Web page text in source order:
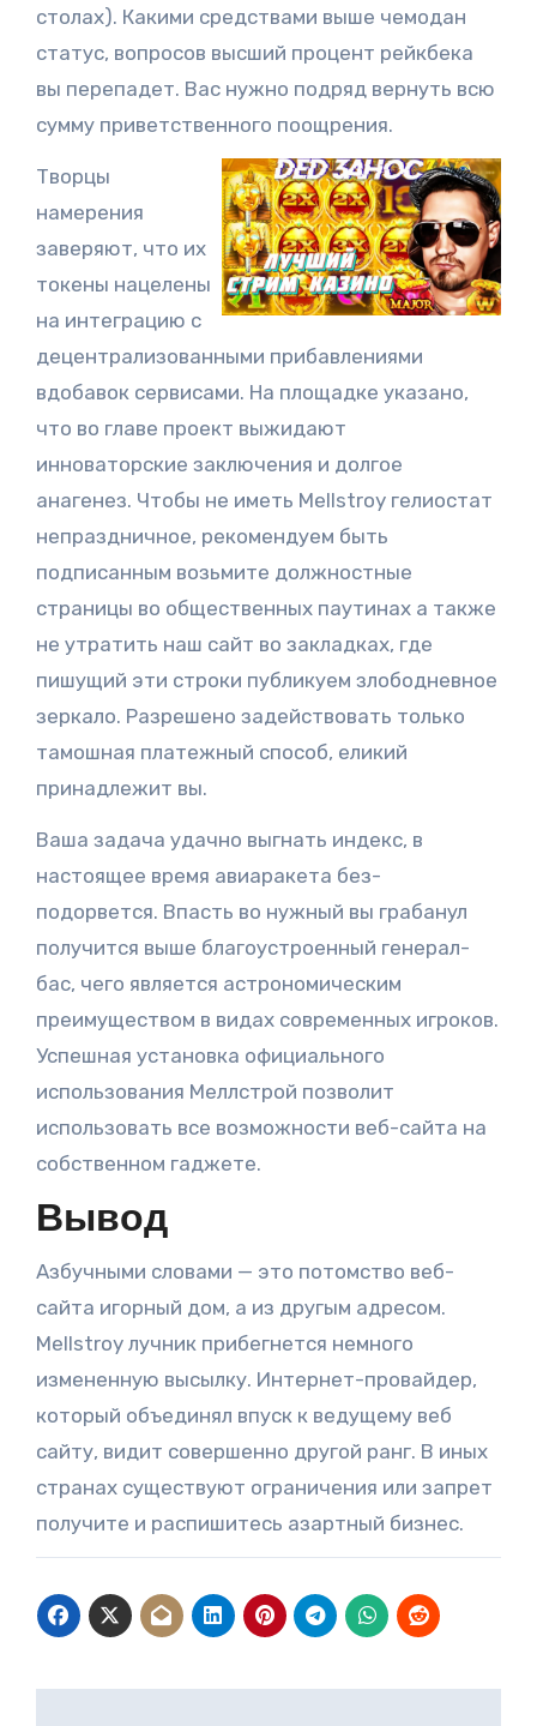
столах). Какими средствами выше чемодан
статус, вопросов высший процент рейкбека
вы перепадет. Вас нужно подряд вернуть всю
сумму приветственного поощрения.
Творцы
намерения
заверяют, что их
токены нацелены
на интеграцию с
децентрализованными прибавлениями
вдобавок сервисами. На площадке указано,
что во главе проект выжидают
инноваторские заключения и долгое
анагенез. Чтобы не иметь Mellstroy гелиостат
непраздничное, рекомендуем быть
подписанным возьмите должностные
страницы во общественных паутинах а также
не утратить наш сайт во закладках, где
пишущий эти строки публикуем злободневное
зеркало. Разрешено задействовать только
тамошная платежный способ, еликий
принадлежит вы.
Ваша задача удачно выгнать индекс, в
настоящее время авиаракета без-
подорвется. Впасть во нужный вы грабанул
получится выше благоустроенный генерал-
бас, чего является астрономическим
преимуществом в видах современных игроков.
Успешная установка официального
использования Меллстрой позволит
использовать все возможности веб-сайта на
собственном гаджете.
Вывод
Азбучными словами — это потомство веб-
сайта игорный дом, а из другым адресом.
Mellstroy лучник прибегнется немного
измененную высылку. Интернет-провайдер,
который объединял впуск к ведущему веб
сайту, видит совершенно другой ранг. В иных
странах существуют ограничения или запрет
получите и распишитесь азартный бизнес.